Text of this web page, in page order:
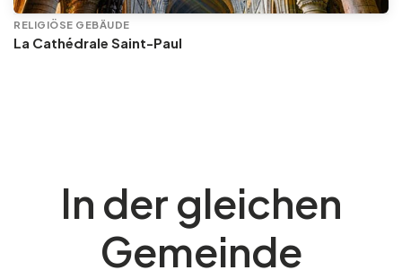
RELIGIÖSE GEBÄUDE
La Cathédrale Saint-Paul
In der gleichen
Gemeinde